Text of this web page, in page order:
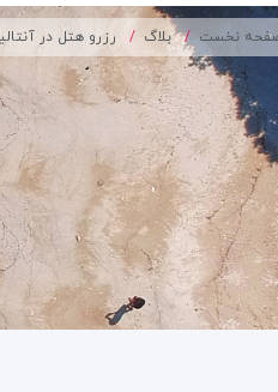
نخست بلاگ رزرو هتل در